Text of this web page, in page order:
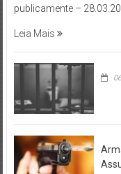
publicamente –
Leia Mais